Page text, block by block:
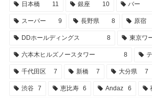
日本橋 11 銀座 10 バー
スーパー 9 長野県 8 原宿
DDホールディングス 8 東京ワ
六本木ヒルズノースタワー 8
千代田区 7 新橋 7 大分県 7
渋谷 7 恵比寿 6 Andaz 6